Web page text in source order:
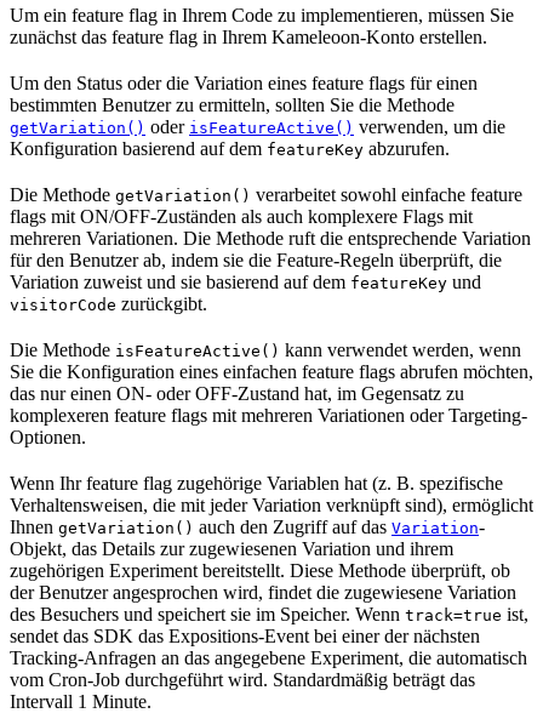
Um ein feature flag in Ihrem Code zu implementieren, müssen Sie
zunächst das feature flag in Ihrem Kameleoon-Konto erstellen.
Um den Status oder die Variation eines feature flags für einen
bestimmten Benutzer zu ermitteln, sollten Sie die Methode
getVariation() oder isFeatureActive() verwenden, um die
Konfiguration basierend auf dem featureKey abzurufen.
Die Methode getVariation() verarbeitet sowohl einfache feature
flags mit ON/OFF-Zuständen als auch komplexere Flags mit
mehreren Variationen. Die Methode ruft die entsprechende Variation
für den Benutzer ab, indem sie die Feature-Regeln überprüft, die
Variation zuweist und sie basierend auf dem featureKey und
visitorCode zurückgibt.
Die Methode isFeatureActive() kann verwendet werden, wenn
Sie die Konfiguration eines einfachen feature flags abrufen möchten,
das nur einen ON- oder OFF-Zustand hat, im Gegensatz zu
komplexeren feature flags mit mehreren Variationen oder Targeting-
Optionen.
Wenn Ihr feature flag zugehörige Variablen hat (z. B. spezifische
Verhaltensweisen, die mit jeder Variation verknüpft sind), ermöglicht
Ihnen getVariation() auch den Zugriff auf das Variation-
Objekt, das Details zur zugewiesenen Variation und ihrem
zugehörigen Experiment bereitstellt. Diese Methode überprüft, ob
der Benutzer angesprochen wird, findet die zugewiesene Variation
des Besuchers und speichert sie im Speicher. Wenn track=true ist,
sendet das SDK das Expositions-Event bei einer der nächsten
Tracking-Anfragen an das angegebene Experiment, die automatisch
vom Cron-Job durchgeführt wird. Standardmäßig beträgt das
Intervall 1 Minute.